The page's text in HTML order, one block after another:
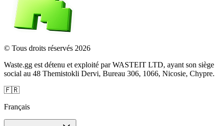
© Tous droits réservés 2026
Waste.gg est détenu et exploité par WASTEIT LTD, ayant son siège
social au 48 Themistokli Dervi, Bureau 306, 1066, Nicosie, Chypre.
🇫🇷
Français